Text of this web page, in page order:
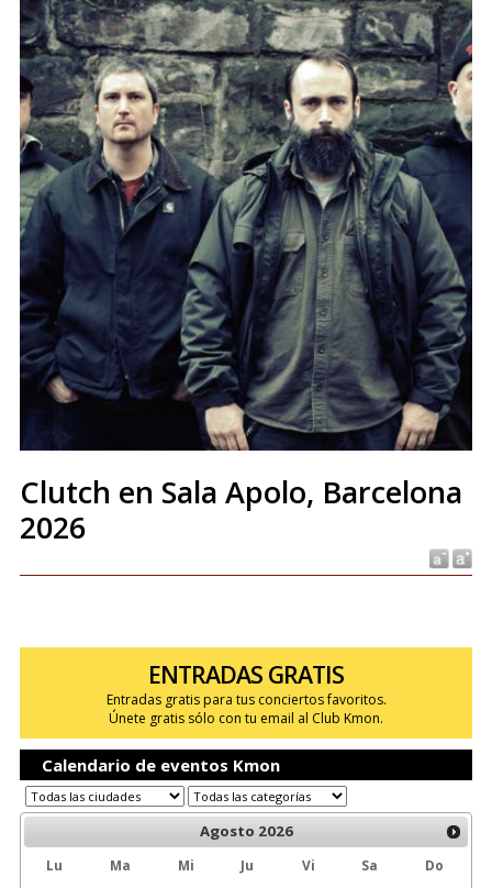
Clutch en Sala Apolo, Barcelona
2026
ENTRADAS GRATIS
Entradas gratis para tus conciertos favoritos.
Únete gratis sólo con tu email al Club Kmon.
Calendario de eventos Kmon
Agosto 2026
Lu Ma Mi Ju Vi Sa
Do